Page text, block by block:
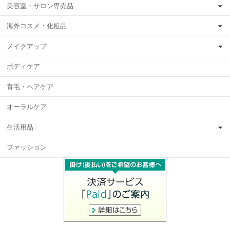
美容室・サロン専売品
海外コスメ・化粧品
メイクアップ
ボディケア
育毛・ヘアケア
オーラルケア
生活用品
ファッション